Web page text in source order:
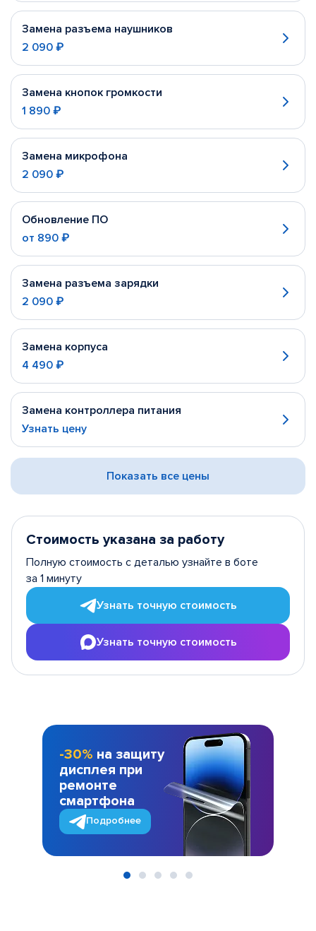
Замена разъема наушников
2 090 ₽
Замена кнопок громкости
1 890 ₽
Замена микрофона
2 090 ₽
Обновление ПО
от 890 ₽
Замена разъема зарядки
2 090 ₽
Замена корпуса
4 490 ₽
Замена контроллера питания
Узнать цену
Показать все цены
Стоимость указана за работу
Полную стоимость с деталью узнайте в боте
за 1 минуту
Узнать точную стоимость
Узнать точную стоимость
-30% на защиту
дисплея при
ремонте
смартфона
Подробнее